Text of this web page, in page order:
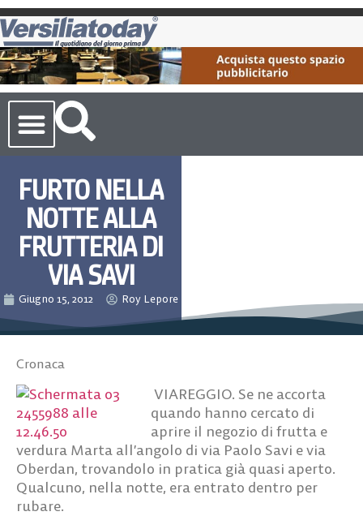
FURTO NELLA
NOTTE ALLA
FRUTTERIA DI
VIA SAVI
Giugno 15, 2012 Roy Lepore
Cronaca
VIAREGGIO. Se ne accorta
quando hanno cercato di
aprire il negozio di frutta e
verdura Marta all’angolo di via Paolo Savi e via
Oberdan, trovandolo in pratica già quasi aperto.
Qualcuno, nella notte, era entrato dentro per
rubare.